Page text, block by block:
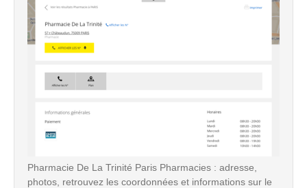
Pharmacie De La Trinité Paris Pharmacies : adresse,
photos, retrouvez les coordonnées et informations sur le